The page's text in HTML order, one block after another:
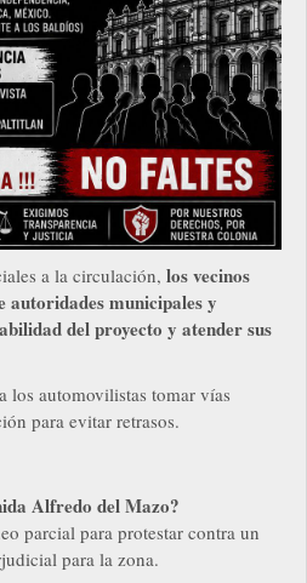
a la circulación, los vecinos
autoridades municipales y
del proyecto y atender sus
los automovilistas tomar vías
para evitar retrasos.
Alfredo del Mazo?
parcial para protestar contra un
para la zona.